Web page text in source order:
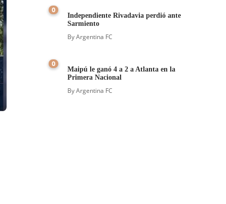
0
Independiente Rivadavia perdió ante
Sarmiento
ByArgentina FC
0
Maipú le ganó 4 a 2 a Atlanta en la
Primera Nacional
ByArgentina FC